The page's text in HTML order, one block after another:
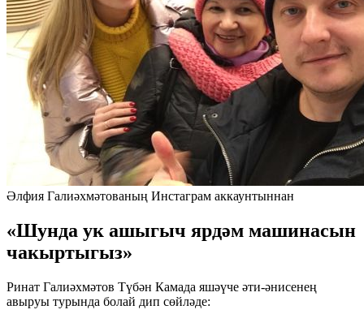
Әлфия Галиәхмәтованың Инстаграм аккаунтыннан
«Шунда ук ашыгыч ярдәм машинасын
чакыртыгыз»
Ринат Галиәхмәтов Түбән Камада яшәүче әти-әнисенең
авыруы турында болай дип сөйләде: